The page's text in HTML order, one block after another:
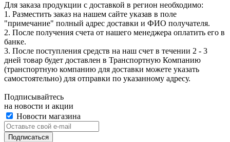
Для заказа продукции с доставкой в регион необходимо:
1. Разместить заказ на нашем сайте указав в поле
"примечание" полный адрес доставки и ФИО получателя.
2. После получения счета от нашего менеджера оплатить его в
банке.
3. После поступления средств на наш счет в течении 2 - 3
дней товар будет доставлен в Транспортную Компанию
(транспортную компанию для доставки можете указать
самостоятельно) для отправки по указанному адресу.
Подписывайтесь
на новости и акции
Новости магазина